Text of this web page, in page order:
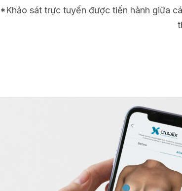
*Khảo sát trực tuyến được tiến hành giữa